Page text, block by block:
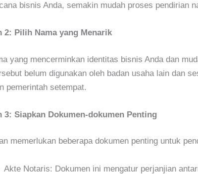
bisnis Anda, semakin mudah proses pendirian
2: Pilih Nama yang Menarik
yang mencerminkan identitas bisnis Anda dan
belum digunakan oleh badan usaha lain dan
pemerintah setempat.
3: Siapkan Dokumen-dokumen Penting
memerlukan beberapa dokumen penting untuk
Akte Notaris: Dokumen ini mengatur perjanjian